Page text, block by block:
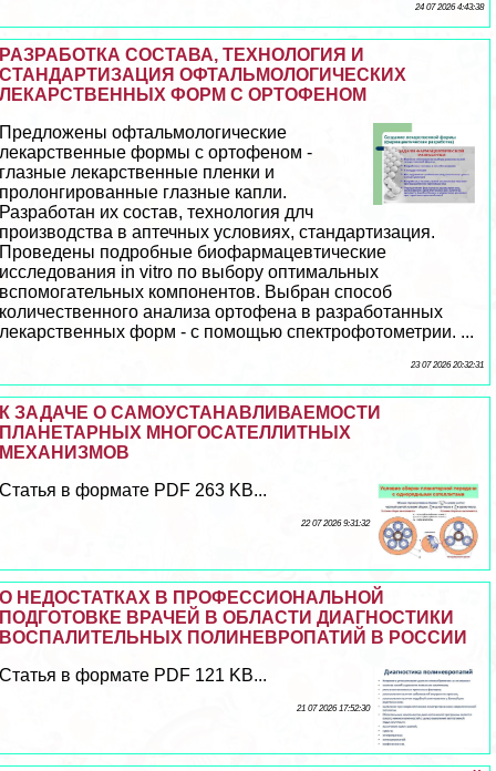
24 07 2026 4:43:38
РАЗРАБОТКА СОСТАВА, ТЕХНОЛОГИЯ И
СТАНДАРТИЗАЦИЯ ОФТАЛЬМОЛОГИЧЕСКИХ
ЛЕКАРСТВЕННЫХ ФОРМ С ОРТОФЕНОМ
Предложены офтальмологические
лекарственные формы с ортофеном -
глазные лекарственные пленки и
пролонгированные глазные капли.
Разработан их состав, технология длч
производства в аптечных условиях, стандартизация.
Проведены подробные биофармацевтические
исследования in vitro по выбору оптимальных
вспомогательных компонентов. Выбран способ
количественного анализа ортофена в разработанных
лекарственных форм - с помощью спектрофотометрии. ...
23 07 2026 20:32:31
К ЗАДАЧЕ О САМОУСТАНАВЛИВАЕМОСТИ
ПЛАНЕТАРНЫХ МНОГОСАТЕЛЛИТНЫХ
МЕХАНИЗМОВ
Статья в формате PDF 263 KB...
22 07 2026 9:31:32
О НЕДОСТАТКАХ В ПРОФЕССИОНАЛЬНОЙ
ПОДГОТОВКЕ ВРАЧЕЙ В ОБЛАСТИ ДИАГНОСТИКИ
ВОСПАЛИТЕЛЬНЫХ ПОЛИНЕВРОПАТИЙ В РОССИИ
Статья в формате PDF 121 KB...
21 07 2026 17:52:30